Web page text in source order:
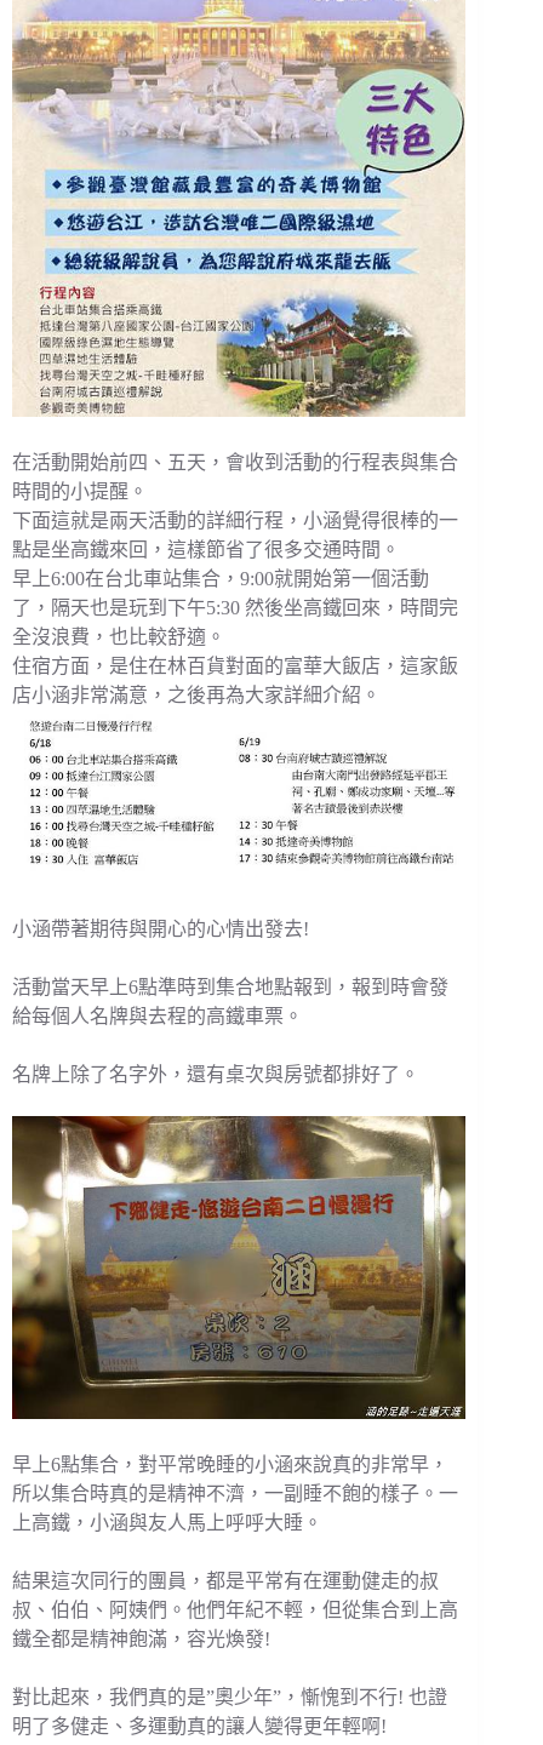
在活動開始前四、五天，會收到活動的行程表與集合
時間的小提醒。
下面這就是兩天活動的詳細行程，小涵覺得很棒的一
點是坐高鐵來回，這樣節省了很多交通時間。
早上6:00在台北車站集合，9:00就開始第一個活動
了，隔天也是玩到下午5:30 然後坐高鐵回來，時間完
全沒浪費，也比較舒適。
住宿方面，是住在林百貨對面的富華大飯店，這家飯
店小涵非常滿意，之後再為大家詳細介紹。
小涵帶著期待與開心的心情出發去!
活動當天早上6點準時到集合地點報到，報到時會發
給每個人名牌與去程的高鐵車票。
名牌上除了名字外，還有桌次與房號都排好了。
早上6點集合，對平常晚睡的小涵來說真的非常早，
所以集合時真的是精神不濟，一副睡不飽的樣子。一
上高鐵，小涵與友人馬上呼呼大睡。
結果這次同行的團員，都是平常有在運動健走的叔
叔、伯伯、阿姨們。他們年紀不輕，但從集合到上高
鐵全都是精神飽滿，容光煥發!
對比起來，我們真的是”奧少年”，慚愧到不行! 也證
明了多健走、多運動真的讓人變得更年輕啊!